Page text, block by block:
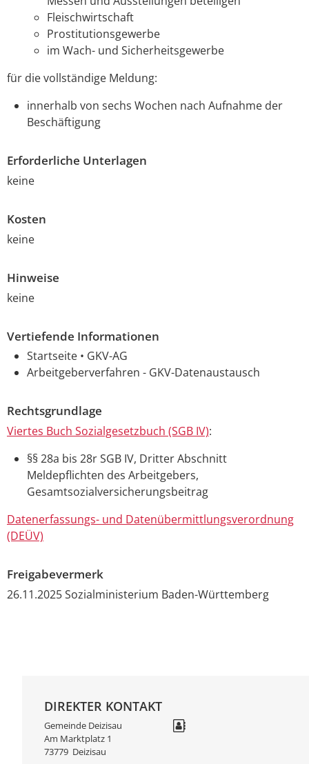
Fleischwirtschaft
Prostitutionsgewerbe
im Wach- und Sicherheitsgewerbe
für die vollständige Meldung:
innerhalb von sechs Wochen nach Aufnahme der
Beschäftigung
Erforderliche Unterlagen
keine
Kosten
keine
Hinweise
keine
Vertiefende Informationen
Startseite • GKV-AG
Arbeitgeberverfahren - GKV-Datenaustausch
Rechtsgrundlage
Viertes Buch Sozialgesetzbuch (SGB IV):
§§ 28a bis 28r SGB IV, Dritter Abschnitt
Meldepflichten des Arbeitgebers,
Gesamtsozialversicherungsbeitrag
Datenerfassungs- und Datenübermittlungsverordnung
(DEÜV)
Freigabevermerk
26.11.2025Sozialministerium Baden-Württemberg
DIREKTER KONTAKT
Gemeinde Deizisau
Am Marktplatz 1
73779 Deizisau